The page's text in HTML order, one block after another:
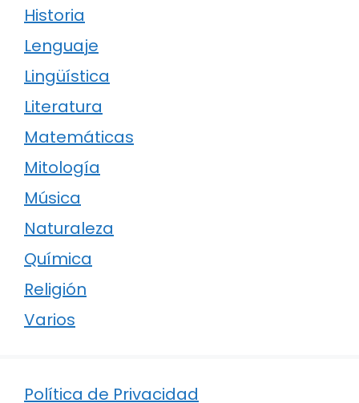
Historia
Lenguaje
Lingüística
Literatura
Matemáticas
Mitología
Música
Naturaleza
Química
Religión
Varios
Política de Privacidad